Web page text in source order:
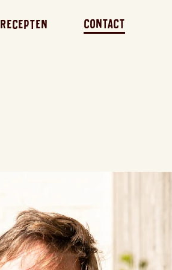
Recepten Contact